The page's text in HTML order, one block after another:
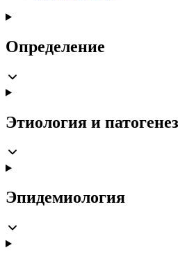
Определение
Этиология и патогенез
Эпидемиология